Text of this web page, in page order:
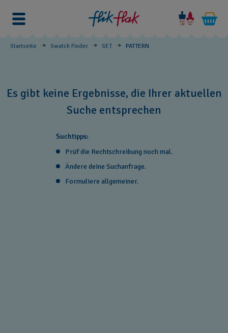
PATTERN
Startseite Swatch Finder SET PATTERN
Es gibt keine Ergebnisse, die Ihrer aktuellen
Suche entsprechen
Suchtipps:
Prüf die Rechtschreibung noch mal.
Ändere deine Suchanfrage.
Formuliere allgemeiner.